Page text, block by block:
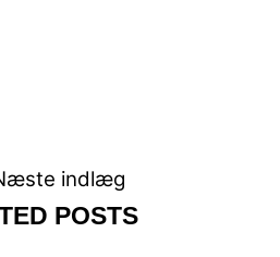
indlæg
POSTS